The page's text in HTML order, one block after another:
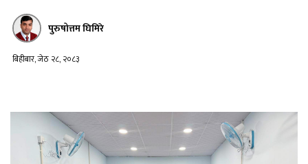
पुरुषोत्तम घिमिरे
बिहीबार, जेठ २८, २०८३